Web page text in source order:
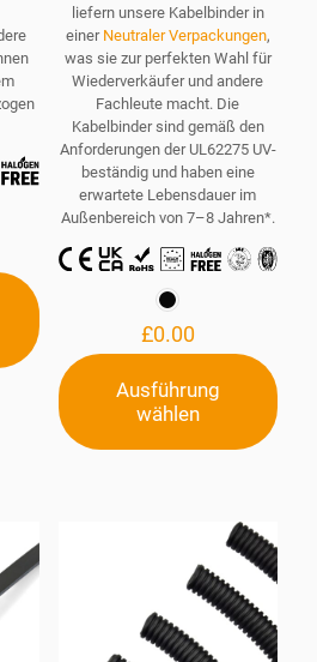
liefern unsere Kabelbinder in
einer Neutraler Verpackungen,
was sie zur perfekten Wahl für
Wiederverkäufer und andere
Fachleute macht. Die
Kabelbinder sind gemäß den
Anforderungen der UL62275 UV-
beständig und haben eine
erwartete Lebensdauer im
Außenbereich von 7–8 Jahren*.
£0.00
Ausführung
wählen
Dieses
Produkt